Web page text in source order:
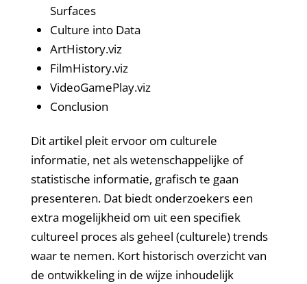
Surfaces
Culture into Data
ArtHistory.viz
FilmHistory.viz
VideoGamePlay.viz
Conclusion
Dit artikel pleit ervoor om culturele
informatie, net als wetenschappelijke of
statistische informatie, grafisch te gaan
presenteren. Dat biedt onderzoekers een
extra mogelijkheid om uit een specifiek
cultureel proces als geheel (culturele) trends
waar te nemen. Kort historisch overzicht van
de ontwikkeling in de wijze inhoudelijk